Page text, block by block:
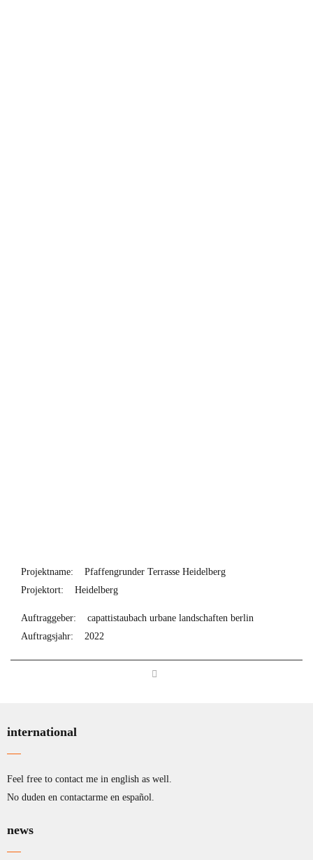
Projektname: Pfaffengrunder Terrasse Heidelberg
Projektort: Heidelberg
Auftraggeber: capattistaubach urbane landschaften berlin
Auftragsjahr: 2022
international
Feel free to contact me in english as well.
No duden en contactarme en español.
news